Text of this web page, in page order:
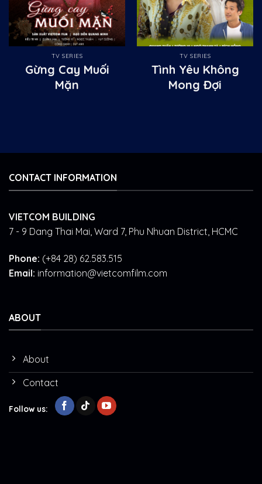
TV SERIES
Gừng Cay Muối
Mặn
TV SERIES
Tình Yêu Không
Mong Đợi
CONTACT INFORMATION
VIETCOM BUILDING
7 - 9 Dang Thai Mai, Ward 7, Phu Nhuan District, HCMC
Phone: (+84 28) 62.583.515
Email: information@vietcomfilm.com
ABOUT
About
Contact
Follow us: